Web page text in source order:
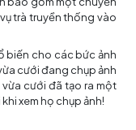
trà truyền thống vào
biến cho các bức ảnh
cưới đang chụp ảnh
cưới đã tạo ra một
xem họ chụp ảnh!